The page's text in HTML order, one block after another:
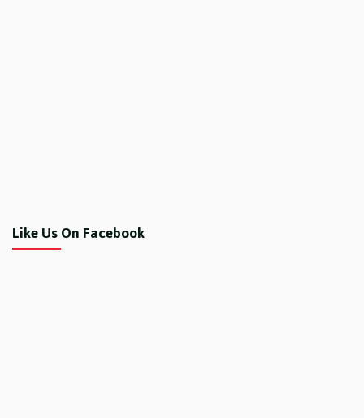
Like Us On Facebook